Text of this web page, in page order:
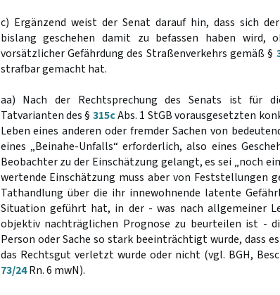
c) Ergänzend weist der Senat darauf hin, dass sich
bislang geschehen damit zu befassen haben wird,
vorsätzlicher Gefährdung des Straßenverkehrs gemäß §
strafbar gemacht hat.
aa) Nach der Rechtsprechung des Senats ist für
Tatvarianten des § 315cAbs. 1 StGB vorausgesetzten
Leben eines anderen oder fremder Sachen von
eines „Beinahe-Unfalls“ erforderlich, also eines
Beobachter zu der Einschätzung gelangt, es sei „noch
wertende Einschätzung muss aber von Feststellungen
Tathandlung über die ihr innewohnende latente
Situation geführt hat, in der - was nach allgemeiner
objektiv nachträglichen Prognose zu beurteilen ist -
Person oder Sache so stark beeinträchtigt wurde, dass
das Rechtsgut verletzt wurde oder nicht (vgl. BGH,
73/24Rn. 6 mwN).